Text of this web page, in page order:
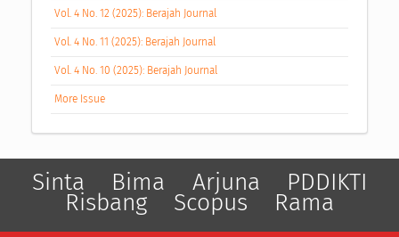
Vol. 4 No. 12 (2025): Berajah Journal
Vol. 4 No. 11 (2025): Berajah Journal
Vol. 4 No. 10 (2025): Berajah Journal
More Issue
Sinta Bima Arjuna PDDIKTI
Risbang Scopus Rama